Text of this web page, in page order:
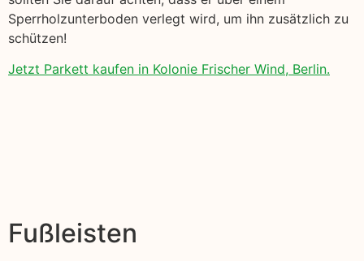
Sperrholzunterboden verlegt wird, um ihn zusätzlich zu
schützen!
Jetzt Parkett kaufen in Kolonie Frischer Wind, Berlin.
Fußleisten